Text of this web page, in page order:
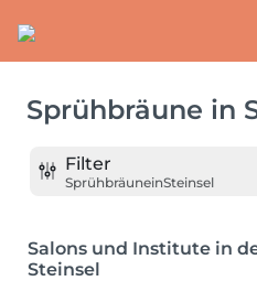
Sprühbräune in
Filter
SprühbräuneinSteinsel
Salons und Institute in
Steinsel